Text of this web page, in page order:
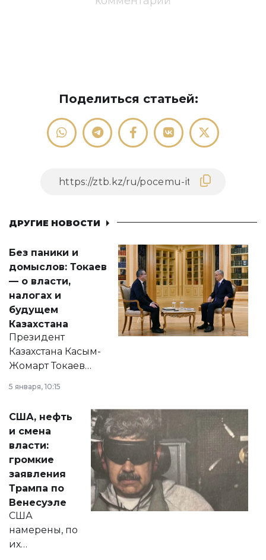
Поделиться статьей:
ДРУГИЕ НОВОСТИ
Без паники и
домыслов: Токаев
— о власти,
налогах и
будущем
Казахстана
Президент
Казахстана Касым-
Жомарт Токаев
сразу несколько
актуальных тем —
от слухов о
политических
реформах до
вопросов армии,
экономики и
личного здоровья.
5 января, 10:15
США, нефть
и смена
власти:
громкие
заявления
Трампа по
Венесуэле
США
намерены, по
их